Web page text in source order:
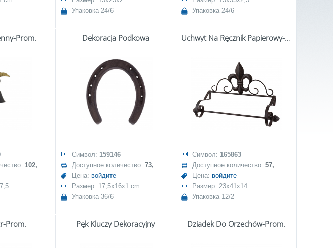
Упаковка 24/6
Упаковка 24/6
Prom.
102,
Dekoracja Podkowa
Символ: 159146
Доступное количество: 73,
Цена: войдите
Размер: 17,5x16x1 cm
Упаковка 36/6
Uchwyt Na Ręcznik Papierowy-Prom.
Символ: 165863
Доступное количество: 57,
Цена: войдите
Размер: 23x41x14
Упаковка 12/2
Prom. Pęk Kluczy Dekoracyjny Dziadek Do Orzechów-Prom.